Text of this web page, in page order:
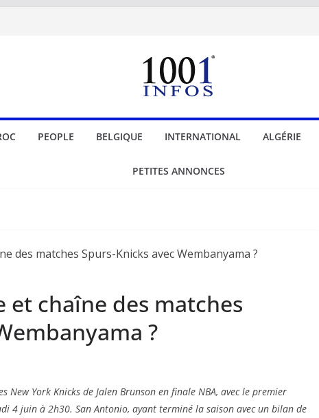
PEOPLE BELGIQUE INTERNATIONAL ALGÉRIE
PETITES ANNONCES
et chaîne des matches
?
New York Knicks de Jalen Brunson en finale NBA, avec le premier
4 juin à 2h30. San Antonio, ayant terminé la saison avec un bilan de